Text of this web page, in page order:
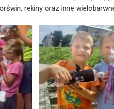
rekiny oraz inne